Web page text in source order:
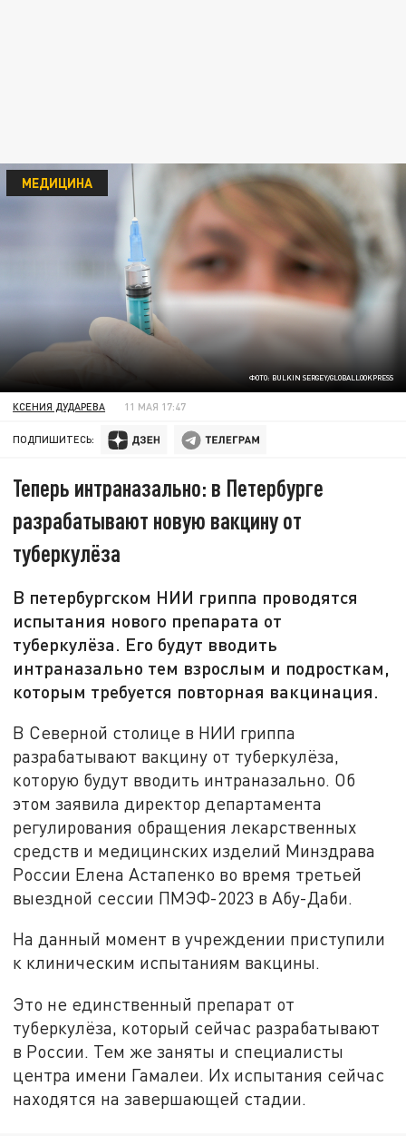
ФОТО: BULKIN SERGEY/GLOBALLOOKPRESS
МЕДИЦИНА
КСЕНИЯ ДУДАРЕВА 11 МАЯ 17:47
ПОДПИШИТЕСЬ:
Теперь интраназально: в Петербурге
разрабатывают новую вакцину от
туберкулёза
В петербургском НИИ гриппа проводятся
испытания нового препарата от
туберкулёза. Его будут вводить
интраназально тем взрослым и подросткам,
которым требуется повторная вакцинация.
В Северной столице в НИИ гриппа
разрабатывают вакцину от туберкулёза,
которую будут вводить интраназально. Об
этом заявила директор департамента
регулирования обращения лекарственных
средств и медицинских изделий Минздрава
России Елена Астапенко во время третьей
выездной сессии ПМЭФ-2023 в Абу-Даби.
На данный момент в учреждении приступили
к клиническим испытаниям вакцины.
Это не единственный препарат от
туберкулёза, который сейчас разрабатывают
в России. Тем же заняты и специалисты
центра имени Гамалеи. Их испытания сейчас
находятся на завершающей стадии.